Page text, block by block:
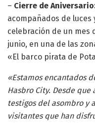
– Cierre de
acompañados de
celebración de un mes
junio, en una de las
«El barco pirata de
«Estamos encantados
Hasbro City. Desde
testigos del asombro y
visitantes que han